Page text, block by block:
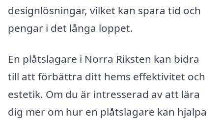
designlösningar, vilket kan spara tid och
pengar i det långa loppet.
En plåtslagare i Norra Riksten kan bidra
till att förbättra ditt hems effektivitet och
estetik. Om du är intresserad av att lära
dig mer om hur en plåtslagare kan hjälpa